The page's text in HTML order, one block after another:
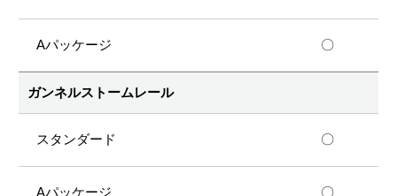
〇
ガンネルストームレール
〇
〇